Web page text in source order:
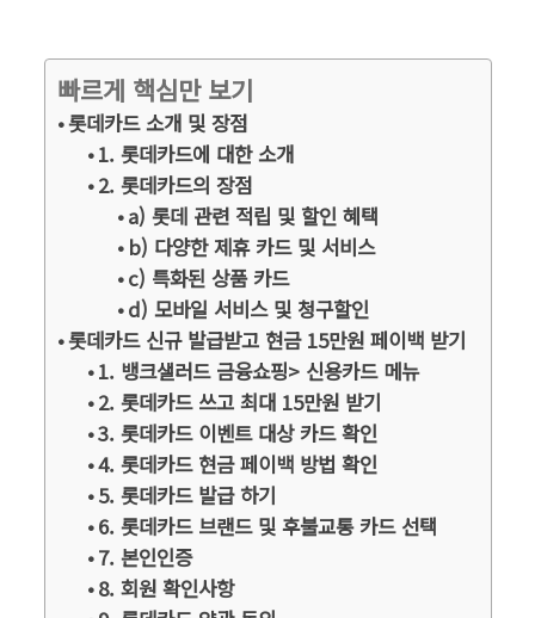
빠르게 핵심만 보기
롯데카드 소개 및 장점
1. 롯데카드에 대한 소개
2. 롯데카드의 장점
a) 롯데 관련 적립 및 할인 혜택
b) 다양한 제휴 카드 및 서비스
c) 특화된 상품 카드
d) 모바일 서비스 및 청구할인
롯데카드 신규 발급받고 현금 15만원 페이백 받기
1. 뱅크샐러드 금융쇼핑> 신용카드 메뉴
2. 롯데카드 쓰고 최대 15만원 받기
3. 롯데카드 이벤트 대상 카드 확인
4. 롯데카드 현금 페이백 방법 확인
5. 롯데카드 발급 하기
6. 롯데카드 브랜드 및 후불교통 카드 선택
7. 본인인증
8. 회원 확인사항